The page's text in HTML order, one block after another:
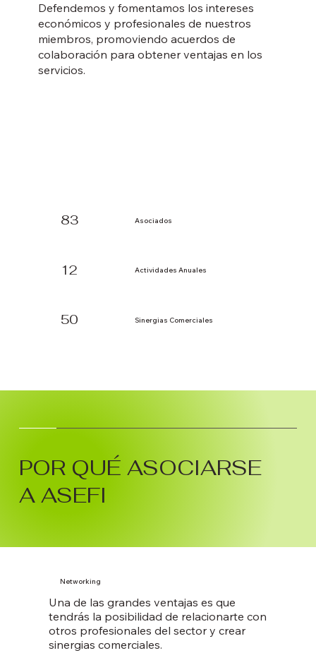
Defendemos y fomentamos los intereses
económicos y profesionales de nuestros
miembros, promoviendo acuerdos de
colaboración para obtener ventajas en los
servicios.
83 Asociados
12 Actividades Anuales
50 Sinergias Comerciales
POR QUÉ ASOCIARSE
A ASEFI
Networking
​Una de las grandes ventajas es que
tendrás la posibilidad de relacionarte con
otros profesionales del sector y crear
sinergias comerciales.